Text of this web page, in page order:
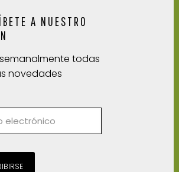
A NUESTRO
todas
novedades